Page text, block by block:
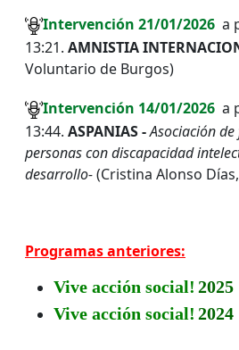
Intervención 21/01/2026 a
13:21. AMNISTIA
Voluntario de Burgos)
Intervención 14/01/2026 a
13:44. ASPANIAS -Asociación
personas con discapacidad
desarrollo-(Cristina Alonso
Programas anteriores:
Vive acción social! 2025
Vive acción social! 2024